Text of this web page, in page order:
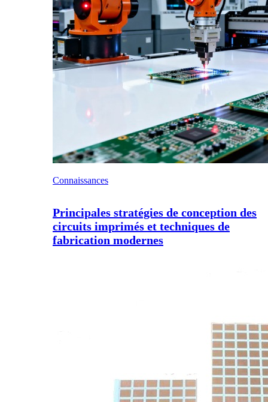
Connaissances
Principales stratégies de conception des
circuits imprimés et techniques de
fabrication modernes